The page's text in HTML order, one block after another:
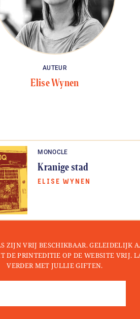
AUTEUR
Elise Wynen
MONOCLE
Kranige stad
ELISE WYNEN
ZIJN VRIJ BESCHIKBAAR. GELEIDELIJK
DE PRINTEDITIE OP DE WEBSITE VRIJ.
VERDER MET JULLIE GIFTEN.